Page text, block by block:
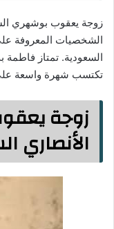
زوجة يعقوب بوشهري
الشخصيات المعروفة
السعودية. تمتاز فاطمة
تكتسب شهرة واسعة
زوجة
الأنصاري